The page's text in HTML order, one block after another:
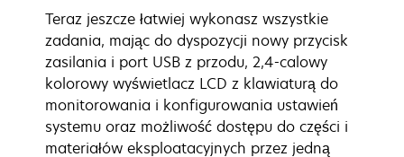
Teraz jeszcze łatwiej wykonasz wszystkie
zadania, mając do dyspozycji nowy przycisk
zasilania i port USB z przodu, 2,4-calowy
kolorowy wyświetlacz LCD z klawiaturą do
monitorowania i konfigurowania ustawień
systemu oraz możliwość dostępu do części i
materiałów eksploatacyjnych przez jedną